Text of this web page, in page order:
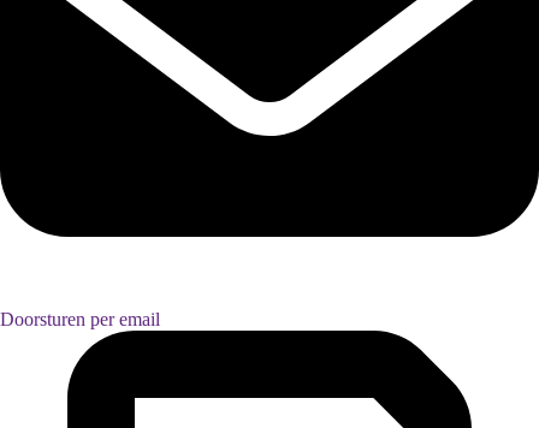
Doorsturen per email